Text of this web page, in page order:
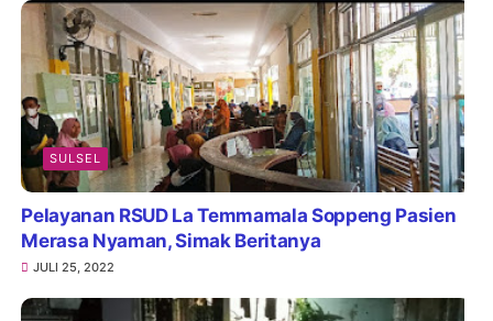
SULSEL
Pelayanan RSUD La Temmamala Soppeng Pasien
Merasa Nyaman, Simak Beritanya
JULI 25, 2022